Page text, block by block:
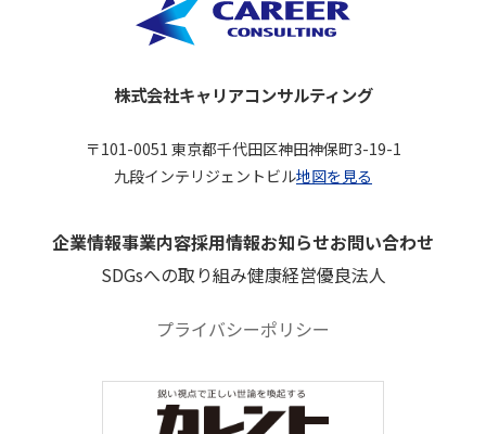
株式会社キャリアコンサルティング
〒101-0051 東京都千代田区神田神保町3-19-1
九段インテリジェントビル地図を見る
企業情報事業内容採用情報お知らせお問い合わせ
SDGsへの取り組み健康経営優良法人
プライバシーポリシー